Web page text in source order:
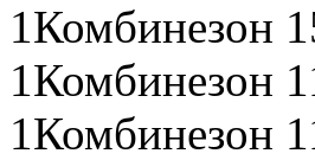
1Комбинезон
1Комбинезон
1Комбинезон